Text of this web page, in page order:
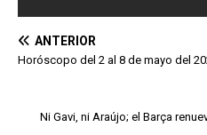
ANTERIOR
Horóscopo del 2 al 8 de mayo del
Ni Gavi, ni Araújo; el Barça